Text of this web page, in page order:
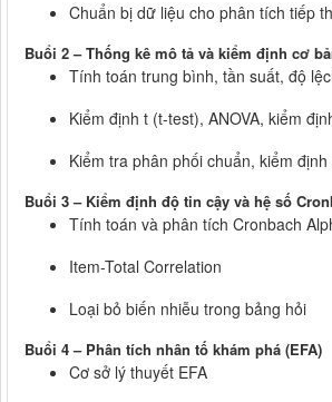
Chuẩn bị dữ liệu cho phân tích tiếp
Buổi 2 – Thống kê mô tả và kiểm định cơ
Tính toán trung bình, tần suất, độ
Kiểm định t (t-test), ANOVA, kiểm
Kiểm tra phân phối chuẩn, kiểm định
Buổi 3 – Kiểm định độ tin cậy và hệ số
Tính toán và phân tích Cronbach
Item-Total Correlation
Loại bỏ biến nhiễu trong bảng hỏi
Buổi 4 – Phân tích nhân tố khám phá (EFA)
Cơ sở lý thuyết EFA